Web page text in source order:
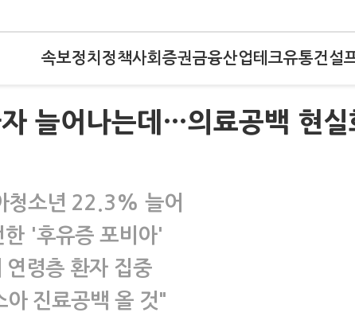
속보정치 정책사회 증권금융산업테크유통건설
늘어나는데…의료공백 현실
소년 22.3% 늘어
'후유증 포비아'
령층 환자 집중
진료공백 올 것"